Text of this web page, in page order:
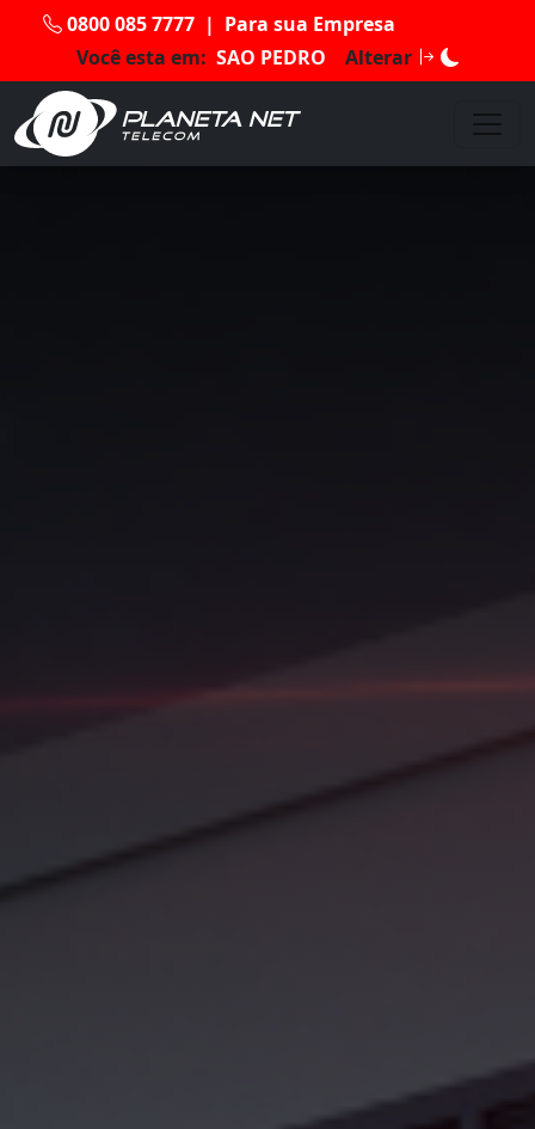
0800 085 7777 | Para sua Empresa
Você esta em: SAO PEDRO Alterar